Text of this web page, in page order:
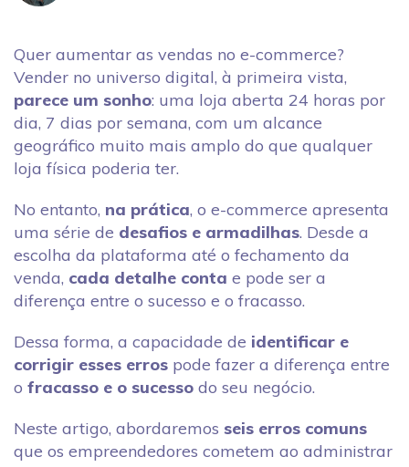
Quer aumentar as vendas no e-commerce?
Vender no universo digital, à primeira vista,
parece um sonho: uma loja aberta 24 horas por
dia, 7 dias por semana, com um alcance
geográfico muito mais amplo do que qualquer
loja física poderia ter.
No entanto, na prática, o e-commerce apresenta
uma série de desafios e armadilhas. Desde a
escolha da plataforma até o fechamento da
venda, cada detalhe conta e pode ser a
diferença entre o sucesso e o fracasso.
Dessa forma, a capacidade de identificar e
corrigir esses erros pode fazer a diferença entre
o fracasso e o sucesso do seu negócio.
Neste artigo, abordaremos seis erros comuns
que os empreendedores cometem ao administrar